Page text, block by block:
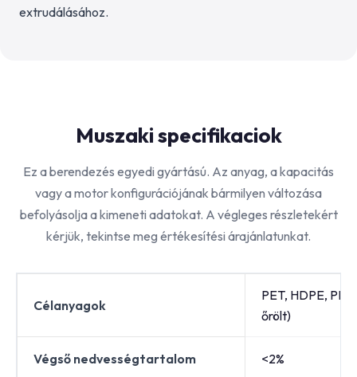
extrudálásához.
Muszaki specifikaciok
Ez a berendezés egyedi gyártású. Az anyag, a kapacitás
vagy a motor konfigurációjának bármilyen változása
befolyásolja a kimeneti adatokat. A végleges részletekért
kérjük, tekintse meg értékesítési árajánlatunkat.
Célanyagok
PET, HDPE, PP
őrölt)
Végső nedvességtartalom <2%